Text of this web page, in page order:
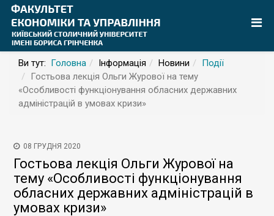
Ви тут: Головна Інформація Новини
Події
Гостьова лекція Ольги Журової на тему
«Особливості функціонування обласних державних
адміністрацій в умовах кризи»
08 ГРУДНЯ 2020
Гостьова лекція Ольги Журової на
тему «Особливості функціонування
обласних державних адміністрацій в
умовах кризи»